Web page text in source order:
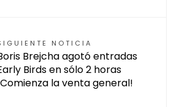
NOTICIA
Brejcha agotó entradas
Birds en sólo 2 horas
la venta general!